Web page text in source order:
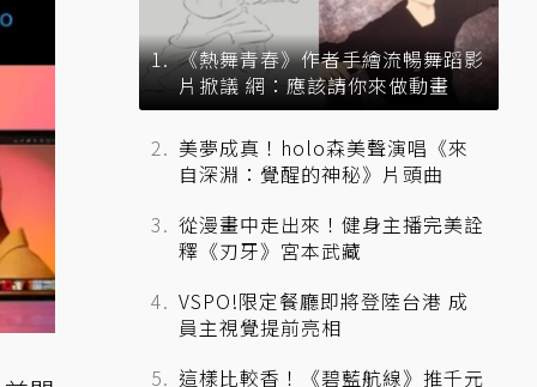
《熱舞青春》作者手繪流暢舞蹈影
片掀議 網：應該請你來做動畫
美夢成真！holo森美聲演唱《來
自深淵：覺醒的神秘》片頭曲
從漫畫中走出來！健身主播完美詮
釋《刃牙》宮本武藏
VSPO!限定餐廳即將登陸台港 成
員主視覺提前亮相
這樣比較香！《碧藍航線》推千元